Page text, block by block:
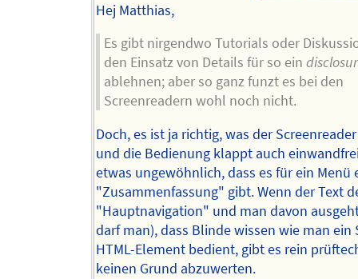
Hej Matthias,
Es gibt nirgendwo Tutorials oder
den Einsatz von Details für so ein
ablehnen; aber so ganz funzt es bei den
Screenreadern wohl noch nicht.
Doch, es ist ja richtig, was der
und die Bedienung klappt auch
etwas ungewöhnlich, dass es für ein Menü
"Zusammenfassung" gibt. Wenn der Text
"Hauptnavigation" und man davon
darf man), dass Blinde wissen wie man ein
HTML-Element bedient, gibt es rein
keinen Grund abzuwerten.